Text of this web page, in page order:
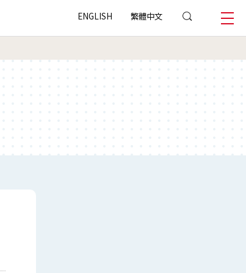
ENGLISH 繁體中文